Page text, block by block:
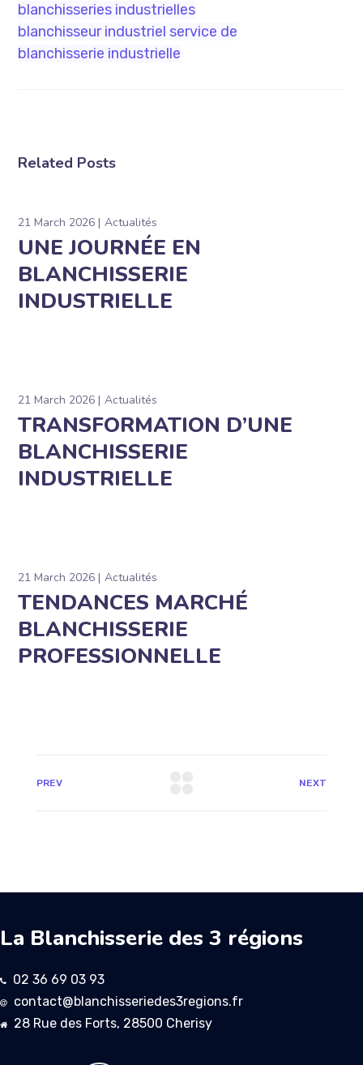
blanchisseries industrielles
blanchisseur industriel service de
blanchisserie industrielle
Related Posts
21 March 2026 Actualités
UNE JOURNÉE EN
BLANCHISSERIE
INDUSTRIELLE
21 March 2026 Actualités
TRANSFORMATION D’UNE
BLANCHISSERIE
INDUSTRIELLE
21 March 2026 Actualités
TENDANCES MARCHÉ
BLANCHISSERIE
PROFESSIONNELLE
PREV NEXT
La Blanchisserie des 3 régions
02 36 69 03 93
contact@blanchisseriedes3regions.fr
28 Rue des Forts, 28500 Cherisy